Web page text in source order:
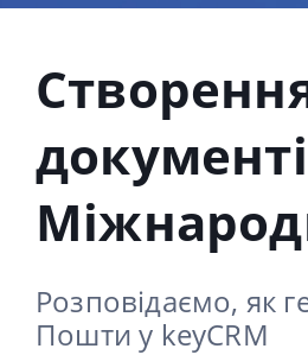
Розповідаємо, як
Пошти у keyCRM